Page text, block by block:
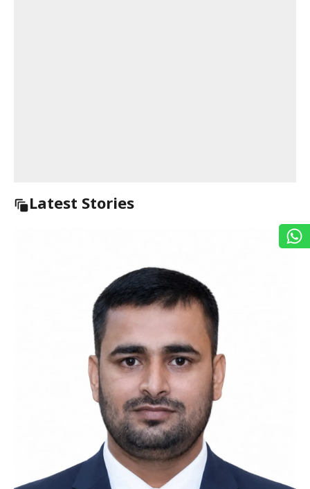
Latest Stories